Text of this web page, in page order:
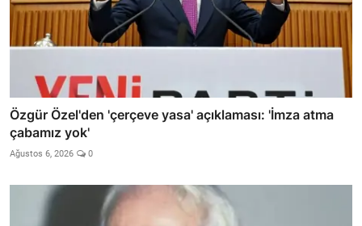
Özgür Özel'den 'çerçeve yasa' açıklaması: 'İmza atma
çabamız yok'
Ağustos 6, 2026 0